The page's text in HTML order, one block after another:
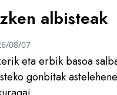
albisteak
eta erbik basoa
gonbitak
08/07